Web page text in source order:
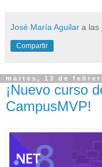
José María Aguilar a las
Compartir
martes, 13 de
¡Nuevo curso
CampusMVP!